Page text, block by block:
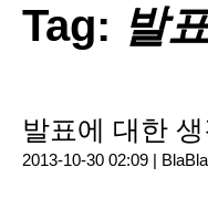
Tag: 발
발표에 대한
2013-10-30 02:09 |